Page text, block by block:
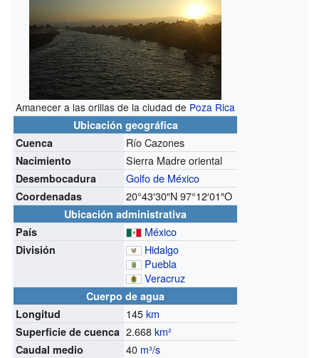
Amanecer a las orillas de la ciudad de Poza Rica
Ubicación geográfica
Cuenca
Río Cazones
Nacimiento Sierra Madre oriental
Desembocadura Golfo de México
Coordenadas 20°43′30″N97°12′01″O
Ubicación administrativa
País
México
División
Hidalgo
Puebla
Veracruz
Cuerpo de agua
Longitud
145km
Superficie de cuenca 2.668km²
Caudal medio 40 m³/s